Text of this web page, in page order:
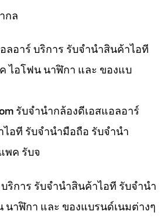
กล
ลอาร์ บริการ รับจำนำสินค้าไอที
ไอโฟน นาฬิกา และ ของแบ
รับจำนำกล้องดีเอสแอลอาร์
อที รับจำนำมือถือ รับจำนำ
พค รับจ
ริการ รับจำนำสินค้าไอที รับจำนำ
นาฬิกา และ ของแบรนด์เนมต่างๆ